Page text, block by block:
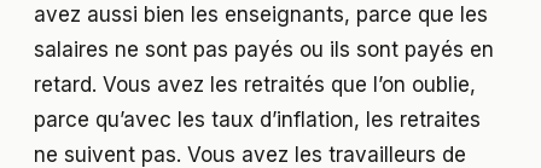
avez aussi bien les enseignants, parce que les
salaires ne sont pas payés ou ils sont payés en
retard. Vous avez les retraités que l’on oublie,
parce qu’avec les taux d’inflation, les retraites
ne suivent pas. Vous avez les travailleurs de